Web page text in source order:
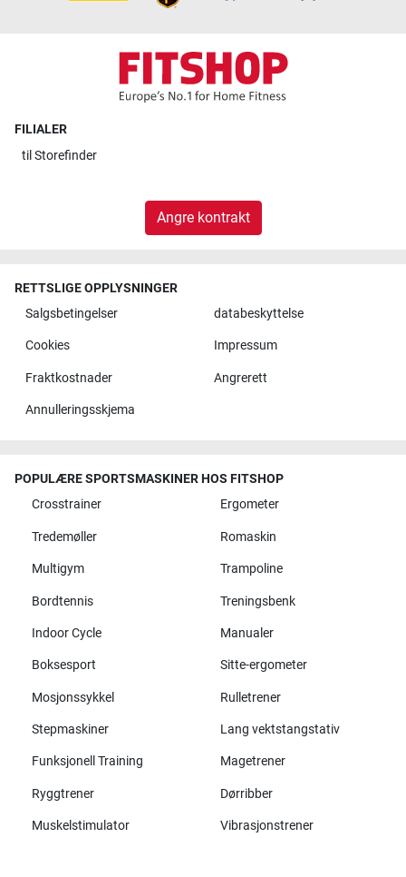
FILIALER
til Storefinder
Angre kontrakt
RETTSLIGE OPPLYSNINGER
Salgsbetingelser
databeskyttelse
Cookies Impressum
Fraktkostnader Angrerett
Annulleringsskjema
POPULÆRE SPORTSMASKINER HOS FITSHOP
Crosstrainer
Ergometer
Tredemøller Romaskin
Multigym Trampoline
Bordtennis Treningsbenk
Indoor Cycle Manualer
Boksesport Sitte-ergometer
Mosjonssykkel Rulletrener
Stepmaskiner Lang vektstangstativ
Funksjonell Training Magetrener
Ryggtrener Dørribber
Muskelstimulator Vibrasjonstrener